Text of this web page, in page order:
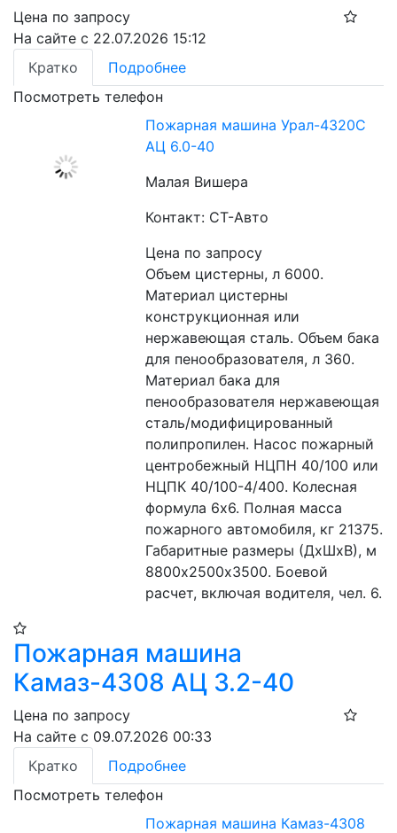
Цена по запросу
На сайте с 22.07.2026 15:12
Кратко
Подробнее
Посмотреть телефон
Пожарная машина Урал-4320С
АЦ 6.0-40
Малая Вишера
Контакт: СТ-Авто
Цена по запросу
Объем цистерны, л 6000.
Материал цистерны
конструкционная или
нержавеющая сталь. Объем бака
для пенообразователя, л 360.
Материал бака для
пенообразователя нержавеющая
сталь/модифицированный
полипропилен. Насос пожарный
центробежный НЦПН 40/100 или
НЦПК 40/100-4/400. Колесная
формула 6х6. Полная масса
пожарного автомобиля, кг 21375.
Габаритные размеры (ДхШхВ), м
8800х2500х3500. Боевой
расчет, включая водителя, чел. 6.
Пожарная машина
Камаз-4308 АЦ 3.2-40
Цена по запросу
На сайте с 09.07.2026 00:33
Кратко
Подробнее
Посмотреть телефон
Пожарная машина Камаз-4308